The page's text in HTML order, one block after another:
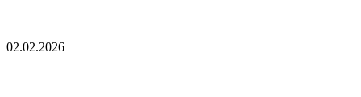
02.02.2026